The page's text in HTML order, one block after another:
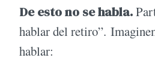
De esto no se habla.
hablar del retiro”.
hablar: